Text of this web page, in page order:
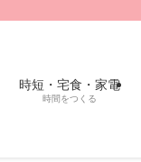
時短・宅食・家電
時間をつくる